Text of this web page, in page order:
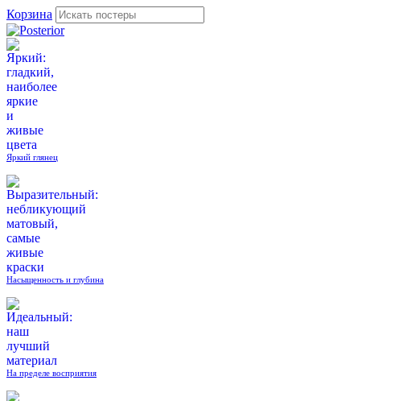
Корзина
Яркий глянец
Насыщенность и глубина
На пределе восприятия